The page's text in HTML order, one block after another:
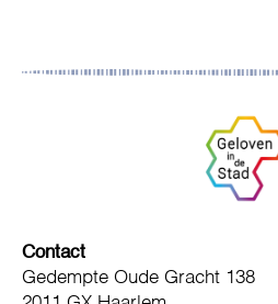
Contact
Gedempte Oude Gracht 138